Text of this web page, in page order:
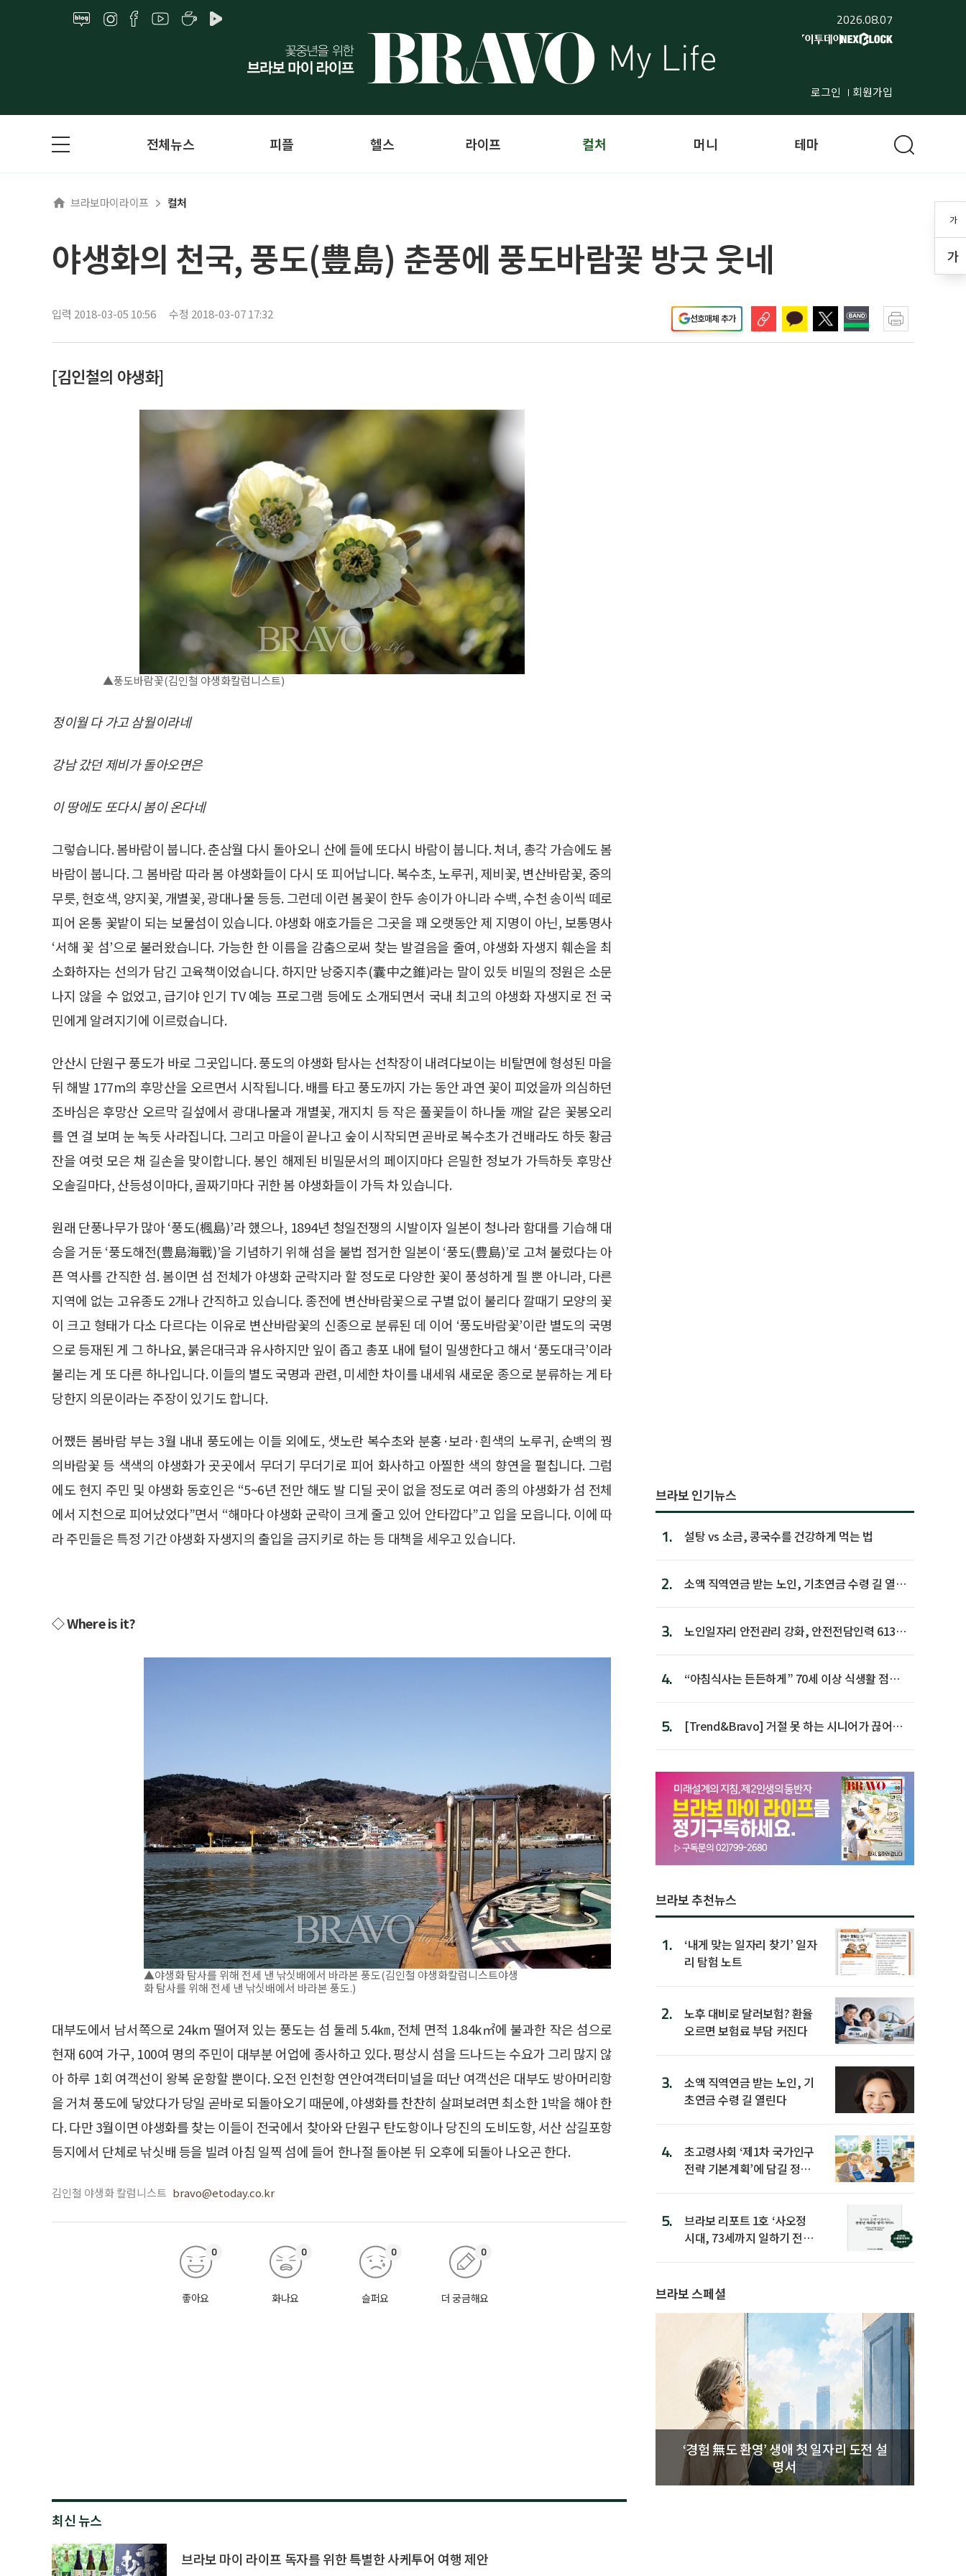
2026.08.07
로그인 회원가입
가
가
전체뉴스 피플 헬스 라이프 컬처 머니 테마
브라보마이라이프 컬처
야생화의 천국, 풍도(豊島) 춘풍에 풍도바람꽃 방긋 웃네
입력 2018-03-05 10:56 수정 2018-03-07 17:32 선호매체 추가
[김인철의 야생화]
▲풍도바람꽃(김인철 야생화칼럼니스트)
정이월 다 가고 삼월이라네
강남 갔던 제비가 돌아오면은
이 땅에도 또다시 봄이 온다네
그렇습니다. 봄바람이 붑니다. 춘삼월 다시 돌아오니 산에 들에 또다시 바람이 붑니다. 처녀, 총각 가슴에도 봄
바람이 붑니다. 그 봄바람 따라 봄 야생화들이 다시 또 피어납니다. 복수초, 노루귀, 제비꽃, 변산바람꽃, 중의
무릇, 현호색, 양지꽃, 개별꽃, 광대나물 등등. 그런데 이런 봄꽃이 한두 송이가 아니라 수백, 수천 송이씩 떼로
피어 온통 꽃밭이 되는 보물섬이 있습니다. 야생화 애호가들은 그곳을 꽤 오랫동안 제 지명이 아닌, 보통명사
‘서해 꽃 섬’으로 불러왔습니다. 가능한 한 이름을 감춤으로써 찾는 발걸음을 줄여, 야생화 자생지 훼손을 최
소화하자는 선의가 담긴 고육책이었습니다. 하지만 낭중지추(囊中之錐)라는 말이 있듯 비밀의 정원은 소문
나지 않을 수 없었고, 급기야 인기 TV 예능 프로그램 등에도 소개되면서 국내 최고의 야생화 자생지로 전 국
민에게 알려지기에 이르렀습니다.
안산시 단원구 풍도가 바로 그곳입니다. 풍도의 야생화 탐사는 선착장이 내려다보이는 비탈면에 형성된 마을
뒤 해발 177m의 후망산을 오르면서 시작됩니다. 배를 타고 풍도까지 가는 동안 과연 꽃이 피었을까 의심하던
조바심은 후망산 오르막 길섶에서 광대나물과 개별꽃, 개지치 등 작은 풀꽃들이 하나둘 깨알 같은 꽃봉오리
를 연 걸 보며 눈 녹듯 사라집니다. 그리고 마을이 끝나고 숲이 시작되면 곧바로 복수초가 건배라도 하듯 황금
잔을 여럿 모은 채 길손을 맞이합니다. 봉인 해제된 비밀문서의 페이지마다 은밀한 정보가 가득하듯 후망산
오솔길마다, 산등성이마다, 골짜기마다 귀한 봄 야생화들이 가득 차 있습니다.
원래 단풍나무가 많아 ‘풍도(楓島)’라 했으나, 1894년 청일전쟁의 시발이자 일본이 청나라 함대를 기습해 대
승을 거둔 ‘풍도해전(豊島海戰)’을 기념하기 위해 섬을 불법 점거한 일본이 ‘풍도(豊島)’로 고쳐 불렀다는 아
픈 역사를 간직한 섬. 봄이면 섬 전체가 야생화 군락지라 할 정도로 다양한 꽃이 풍성하게 필 뿐 아니라, 다른
지역에 없는 고유종도 2개나 간직하고 있습니다. 종전에 변산바람꽃으로 구별 없이 불리다 깔때기 모양의 꽃
이 크고 형태가 다소 다르다는 이유로 변산바람꽃의 신종으로 분류된 데 이어 ‘풍도바람꽃’이란 별도의 국명
으로 등재된 게 그 하나요, 붉은대극과 유사하지만 잎이 좁고 총포 내에 털이 밀생한다고 해서 ‘풍도대극’이라
불리는 게 또 다른 하나입니다. 이들의 별도 국명과 관련, 미세한 차이를 내세워 새로운 종으로 분류하는 게 타
당한지 의문이라는 주장이 있기도 합니다.
어쨌든 봄바람 부는 3월 내내 풍도에는 이들 외에도, 샛노란 복수초와 분홍·보라·흰색의 노루귀, 순백의 꿩
의바람꽃 등 색색의 야생화가 곳곳에서 무더기 무더기로 피어 화사하고 아찔한 색의 향연을 펼칩니다. 그럼
에도 현지 주민 및 야생화 동호인은 “5~6년 전만 해도 발 디딜 곳이 없을 정도로 여러 종의 야생화가 섬 전체
에서 지천으로 피어났었다”면서 “해마다 야생화 군락이 크게 줄고 있어 안타깝다”고 입을 모읍니다. 이에 따
라 주민들은 특정 기간 야생화 자생지의 출입을 금지키로 하는 등 대책을 세우고 있습니다.
◇ Where is it?
▲야생화 탐사를 위해 전세 낸 낚싯배에서 바라본 풍도(김인철 야생화칼럼니스트야생
화 탐사를 위해 전세 낸 낚싯배에서 바라본 풍도.)
대부도에서 남서쪽으로 24km 떨어져 있는 풍도는 섬 둘레 5.4㎞, 전체 면적 1.84k㎡에 불과한 작은 섬으로
현재 60여 가구, 100여 명의 주민이 대부분 어업에 종사하고 있다. 평상시 섬을 드나드는 수요가 그리 많지 않
아 하루 1회 여객선이 왕복 운항할 뿐이다. 오전 인천항 연안여객터미널을 떠난 여객선은 대부도 방아머리항
을 거쳐 풍도에 닿았다가 당일 곧바로 되돌아오기 때문에, 야생화를 찬찬히 살펴보려면 최소한 1박을 해야 한
다. 다만 3월이면 야생화를 찾는 이들이 전국에서 찾아와 단원구 탄도항이나 당진의 도비도항, 서산 삼길포항
등지에서 단체로 낚싯배 등을 빌려 아침 일찍 섬에 들어 한나절 돌아본 뒤 오후에 되돌아 나오곤 한다.
김인철 야생화 칼럼니스트 bravo@etoday.co.kr
좋아요
0
화나요
0
슬퍼요
0
더 궁금해요
0
최신 뉴스
브라보 마이 라이프 독자를 위한 특별한 사케투어 여행 제안
브라보 인기뉴스
1. 설탕 vs 소금, 콩국수를 건강하게 먹는 법
2.
소액 직역연금 받는 노인, 기초연금 수령 길 열린
3.
노인일자리 안전관리 강화, 안전전담인력 613명
4.
“아침식사는 든든하게” 70세 이상 식생활 점수
5.
[Trend&Bravo] 거절 못 하는 시니어가 끊어야
브라보 추천뉴스
1.
‘내게 맞는 일자리 찾기’ 일자
리 탐험 노트
2.
노후 대비로 달러보험? 환율
오르면 보험료 부담 커진다
3.
소액 직역연금 받는 노인, 기
초연금 수령 길 열린다
4.
초고령사회 ‘제1차 국가인구
전략 기본계획’에 담길 정책
5.
브라보 리포트 1호 ‘사오정
시대, 73세까지 일하기 전략’
브라보 스페셜
‘경험 無도 환영’ 생애 첫 일자리 도전 설
명서